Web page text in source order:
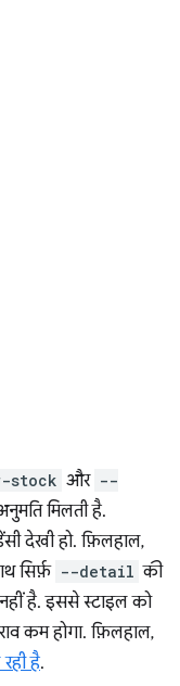
और --
मिलती है.
देखी हो. फ़िलहाल,
सिर्फ़ --detail की
है. इससे स्टाइल को
कम होगा. फ़िलहाल,
है.